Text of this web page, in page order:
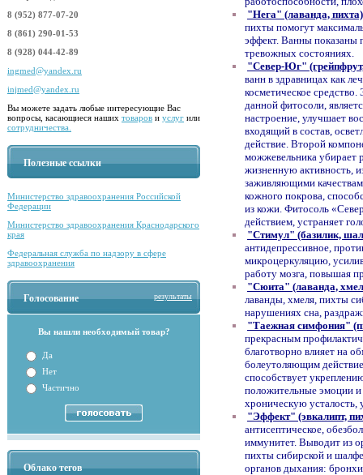
8 (952) 877-07-20
8 (861) 290-01-53
8 (928) 044-42-89
ingmed@yandex.ru
injmed@yandex.ru
Вы можете задать любые интересующие Вас
вопросы, касающиеся наших товаров и услуг или
сотрудничества.
Полезные ссылки
Министерство здравоохранения Российской
Федерации
Министерство здравоохранения Краснодарского
края
Федеральная служба по надзору в сфере
здравоохранения
Голосование результаты
Вы нашли необходимый товар?
Да
Нет
Частично
Облако тегов
"Нега" (лаванда, пихта)
пихты помогут
эффект. Ванны показаны
тревожных состояниях.
"Север-Юг"
ванн в здравницах как
косметическое
данной фитосоли,
настроение, улучшает
входящий в состав,
действие. Второй
можжевельника убирает
жизненную активность,
заживляющими
кожного покрова,
из кожи. Фитосоль
действием, устраняет
"Стимул" (базилик,
антидепрессивное,
микроцеркуляцию,
работу мозга, повышая
"Сюита" (лаванда,
лаванды, хмеля, пихты
нарушениях сна,
"Таежная симфония"
прекрасным
благотворно влияет на
болеутоляющим
способствует
положительные эмоции и
хроническую усталость,
"Эффект" (эвкалипт,
антисептическое,
иммунитет. Выводит из
пихты сибирской и
органов дыхания: